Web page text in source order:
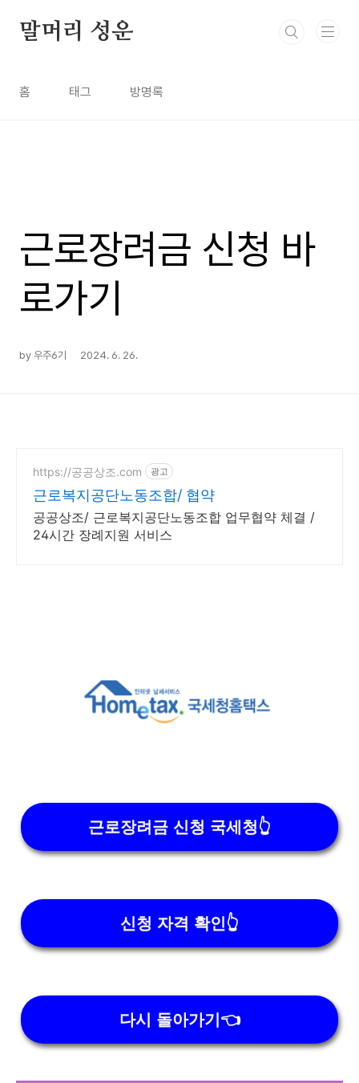
말머리 성운
홈 태그 방명록
근로장려금 신청 바
로가기
by 우주6기 2024. 6. 26.
https://공공상조.com 광고
근로복지공단노동조합/ 협약
공공상조/ 근로복지공단노동조합 업무협약 체결 /
24시간 장례지원 서비스
근로장려금 신청 국세청👆
신청 자격 확인👆
다시 돌아가기👈